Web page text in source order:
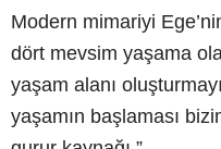
Modern mimariyi
dört mevsim yaşama
yaşam alanı
yaşamın başlaması